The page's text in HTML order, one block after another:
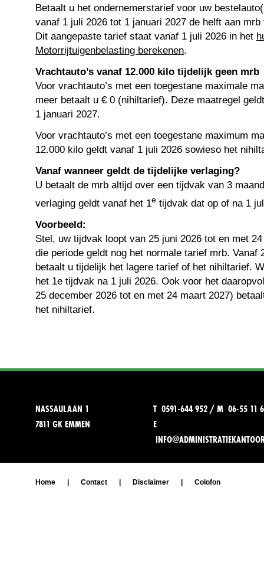
Betaalt u het ondernemerstarief voor uw
vanaf 1 juli 2026 tot 1 januari 2027 de helft aan mrb
Dit aangepaste tarief staat vanaf 1 juli 2026 in het
Motorrijtuigenbelasting berekenen.
Vrachtauto’s vanaf 12.000 kilo tijdelijk geen mrb
Voor vrachtauto’s met een toegestane maximale
meer betaalt u € 0 (nihiltarief). Deze maatregel
1 januari 2027.
Voor vrachtauto’s met een toegestane maximum
12.000 kilo geldt vanaf 1 juli 2026 sowieso het
Vanaf wanneer geldt de tijdelijke verlaging?
U betaalt de mrb altijd over een tijdvak van 3
verlaging geldt vanaf het 1e tijdvak dat op of na 1
Voorbeeld:
Stel, uw tijdvak loopt van 25 juni 2026 tot en met
die periode geldt nog het normale tarief mrb. Vanaf
betaalt u tijdelijk het lagere tarief of het nihiltarief.
het 1e tijdvak na 1 juli 2026. Ook voor het
25 december 2026 tot en met 24 maart 2027)
het nihiltarief.
NASSAULAAN 1
7811 GK EMMEN
T 0591-644 952 / M 06-55 11
E
Home | Contact | Disclaimer | Colofon